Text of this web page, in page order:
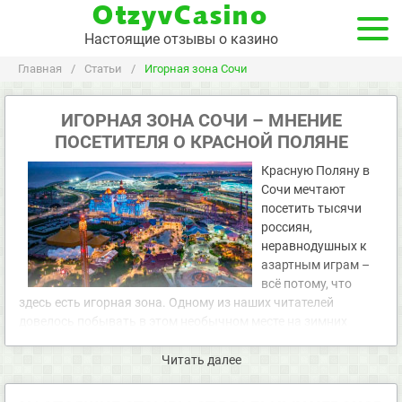
OtzyvCasino
Настоящие отзывы о казино
Главная / Статьи / Игорная зона Сочи
ИГОРНАЯ ЗОНА СОЧИ – МНЕНИЕ
ПОСЕТИТЕЛЯ О КРАСНОЙ ПОЛЯНЕ
Красную Поляну в
Сочи мечтают
посетить тысячи
россиян,
неравнодушных к
азартным играм –
всё потому, что
здесь есть игорная зона. Одному из наших читателей
Читать далее